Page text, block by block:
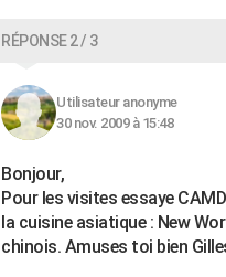
RÉPONSE 2 / 3
Utilisateur anonyme
30 nov. 2009 à 15:48
Bonjour,
Pour les visites essaye
la cuisine asiatique : New
chinois. Amuses toi bien